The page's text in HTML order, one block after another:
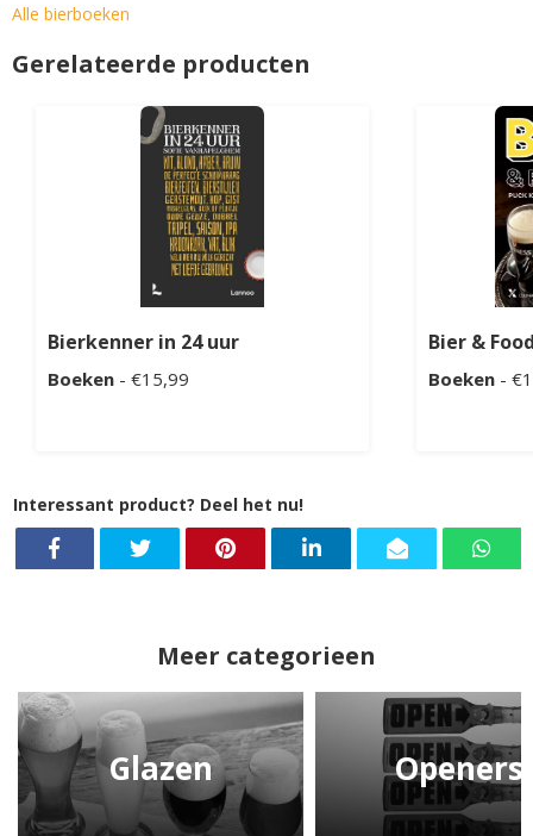
Alle bierboeken
Gerelateerde producten
Bierkenner in 24 uur
Boeken - €15,99
Bier &
Boeken -
Interessant product? Deel het nu!
Meer categorieen
Glazen Openers